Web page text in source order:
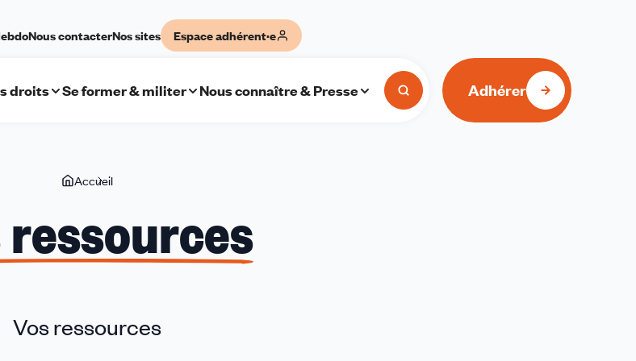
Nous contacterNos sites Espace adhérent·e
droits Se former & militer Nous connaître & Presse Adhérer
VousAccueil
ressources
Vos ressources